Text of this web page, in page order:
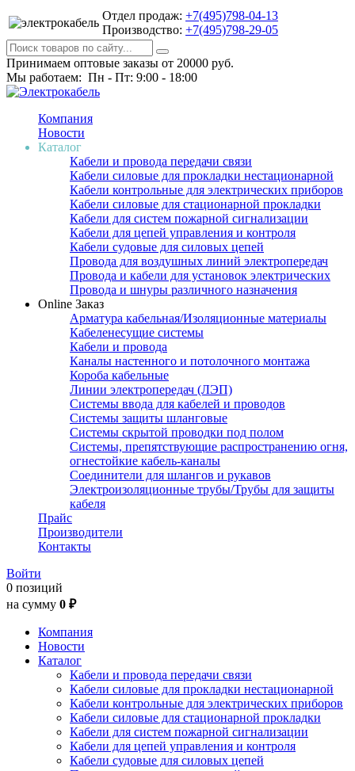
Отдел продаж: +7(495)798-04-13
Производство: +7(495)798-29-05
Принимаем оптовые заказы от 20000 руб.
Мы работаем: Пн - Пт: 9:00 - 18:00
Компания
Новости
Каталог
Кабели и провода передачи связи
Кабели силовые для прокладки нестационарной
Кабели контрольные для электрических приборов
Кабели силовые для стационарной прокладки
Кабели для систем пожарной сигнализации
Кабели для цепей управления и контроля
Кабели судовые для силовых цепей
Провода для воздушных линий электропередач
Провода и кабели для установок электрических
Провода и шнуры различного назначения
Online Заказ
Арматура кабельная/Изоляционные материалы
Кабеленесущие системы
Кабели и провода
Каналы настенного и потолочного монтажа
Короба кабельные
Линии электропередач (ЛЭП)
Системы ввода для кабелей и проводов
Системы защиты шланговые
Системы скрытой проводки под полом
Системы, препятствующие распространению огня,
огнестойкие кабель-каналы
Соединители для шлангов и рукавов
Электроизоляционные трубы/Трубы для защиты
кабеля
Прайс
Производители
Контакты
Войти
0 позиций
на сумму 0 ₽
Компания
Новости
Каталог
Кабели и провода передачи связи
Кабели силовые для прокладки нестационарной
Кабели контрольные для электрических приборов
Кабели силовые для стационарной прокладки
Кабели для систем пожарной сигнализации
Кабели для цепей управления и контроля
Кабели судовые для силовых цепей